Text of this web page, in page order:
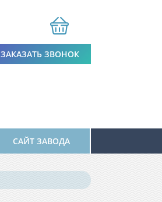
ЗАКАЗАТЬ ЗВОНОК
САЙТ ЗАВОДА